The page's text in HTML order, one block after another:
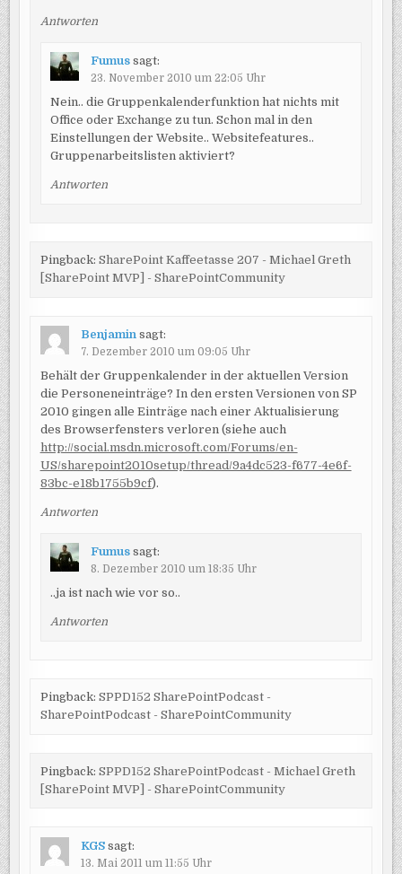
Antworten
Fumus sagt:
23. November 2010 um 22:05 Uhr
Nein.. die Gruppenkalenderfunktion hat nichts mit
Office oder Exchange zu tun. Schon mal in den
Einstellungen der Website.. Websitefeatures..
Gruppenarbeitslisten aktiviert?
Antworten
Pingback: SharePoint Kaffeetasse 207 - Michael Greth
[SharePoint MVP] - SharePointCommunity
Benjamin sagt:
7. Dezember 2010 um 09:05 Uhr
Behält der Gruppenkalender in der aktuellen Version
die Personeneinträge? In den ersten Versionen von SP
2010 gingen alle Einträge nach einer Aktualisierung
des Browserfensters verloren (siehe auch
http://social.msdn.microsoft.com/Forums/en-
US/sharepoint2010setup/thread/9a4dc523-f677-4e6f-
83bc-e18b1755b9cf).
Antworten
Fumus sagt:
8. Dezember 2010 um 18:35 Uhr
..ja ist nach wie vor so..
Antworten
Pingback: SPPD152 SharePointPodcast -
SharePointPodcast - SharePointCommunity
Pingback: SPPD152 SharePointPodcast - Michael Greth
[SharePoint MVP] - SharePointCommunity
KGS sagt:
13. Mai 2011 um 11:55 Uhr